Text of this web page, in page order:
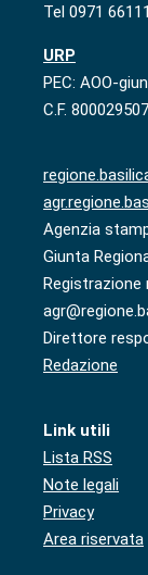
Tel 0971
URP
PEC: AOO-
C.F.
Agenzia
Giunta
Registrazione
Direttore
Redazione
Link utili
Lista RSS
Note legali
Privacy
Area riservata